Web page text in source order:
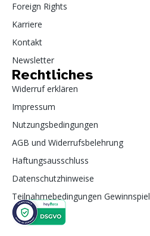
Foreign Rights
Karriere
Kontakt
Newsletter
Rechtliches
Widerruf erklären
Impressum
Nutzungsbedingungen
AGB und Widerrufsbelehrung
Haftungsausschluss
Datenschutzhinweise
Teilnahmebedingungen Gewinnspiel